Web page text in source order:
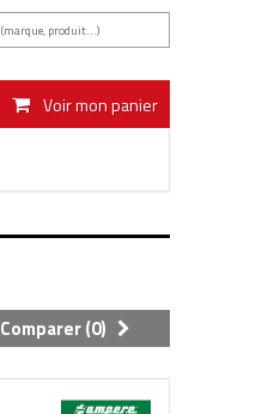
(marque, produit...)
Voir mon panier
Comparer (0)